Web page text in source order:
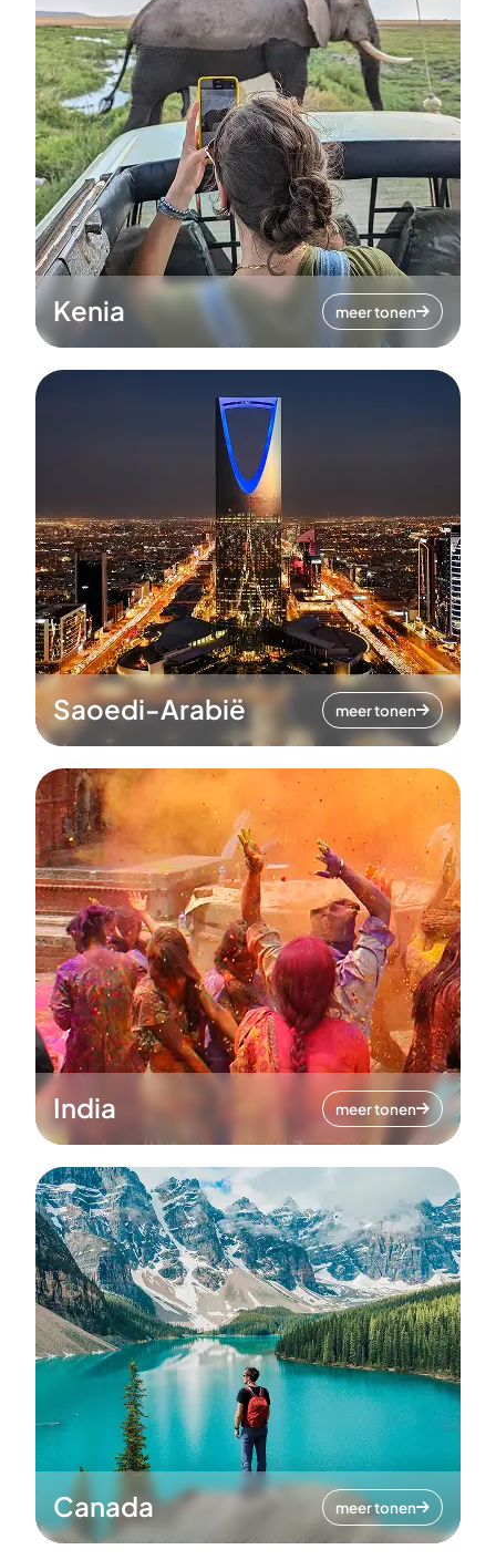
Kenia meer tonen
Saoedi-Arabië meer tonen
India meer tonen
Canada meer tonen